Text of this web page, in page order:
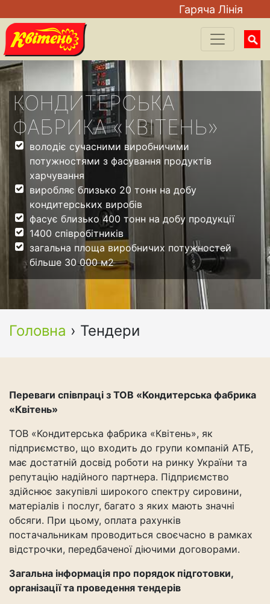
Гаряча Лiнiя
for:
КОНДИТЕРСЬКА
ФАБРИКА «КВІТЕНЬ»
володіє сучасними виробничими
потужностями з фасування продуктів
харчування
виробляє близько 20 тонн на добу
кондитерських виробів
фасує близько 400 тонн на добу продукції
1400 співробітників
загальна площа виробничих потужностей
більше 30 000 м2
Головна › Тендери
Переваги співпраці з ТОВ «Кондитерська фабрика
«Квітень»
ТОВ «Кондитерська фабрика «Квітень», як
підприємство, що входить до групи компаній АТБ,
має достатній досвід роботи на ринку України та
репутацію надійного партнера. Підприємство
здійснює закупівлі широкого спектру сировини,
матеріалів і послуг, багато з яких мають значні
обсяги. При цьому, оплата рахунків
постачальникам проводиться своєчасно в рамках
відстрочки, передбаченої діючими договорами.
Загальна інформація про порядок підготовки,
організації та проведення тендерів